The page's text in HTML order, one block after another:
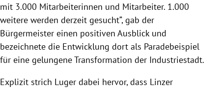
mit 3.000 Mitarbeiterinnen und Mitarbeiter. 1.000
weitere werden derzeit gesucht“, gab der
Bürgermeister einen positiven Ausblick und
bezeichnete die Entwicklung dort als Paradebeispiel
für eine gelungene Transformation der Industriestadt.
Explizit strich Luger dabei hervor, dass Linzer